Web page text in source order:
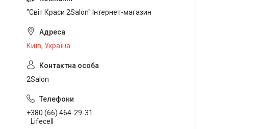
"Світ Краси 2Salon" Інтернет-магазин
Київ, Україна
2Salon
+380 (66) 464-29-31
Lifecell